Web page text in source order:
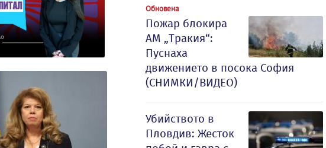
Обновена
Пожар блокира
АМ „Тракия“:
Пуснаха
движението в посока София
(СНИМКИ/ВИДЕО)
Убийството в
Пловдив: Жесток